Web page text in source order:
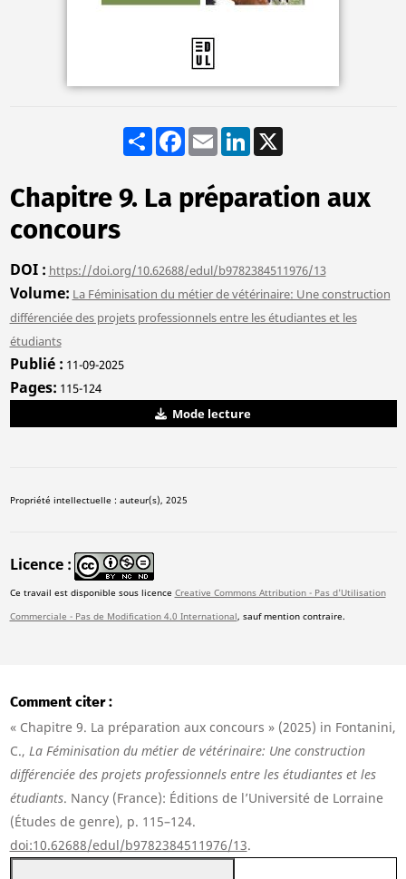
Share Facebook
Email LinkedIn
Chapitre 9. La préparation aux
concours
DOI https://doi.org/10.62688/edul/b9782384511976/13
Volume La Féminisation du métier de vétérinaire: Une construction
différenciée des projets professionnels entre les étudiantes et les
étudiants
Publié 11-09-2025
Pages 115-124
Mode lecture
Propriété intellectuelle : auteur(s), 2025
Licence
Ce travail est disponible sous licence Creative Commons Attribution - Pas d'Utilisation
Commerciale - Pas de Modification 4.0 International, sauf mention contraire.
Comment citer
« Chapitre 9. La préparation aux concours » (2025) in Fontanini,
C., La Féminisation du métier de vétérinaire: Une construction
différenciée des projets professionnels entre les étudiantes et les
étudiants. Nancy (France): Éditions de l’Université de Lorraine
(Études de genre), p. 115–124.
doi:10.62688/edul/b9782384511976/13.